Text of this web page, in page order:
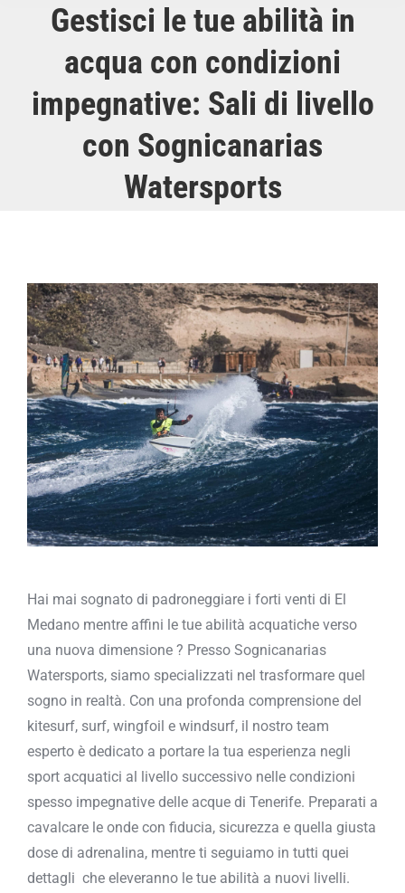
Gestisci le tue abilità in
acqua con condizioni
impegnative: Sali di livello
con Sognicanarias
Watersports
Hai mai sognato di padroneggiare i forti venti di El
Medano mentre affini le tue abilità acquatiche verso
una nuova dimensione ? Presso Sognicanarias
Watersports, siamo specializzati nel trasformare quel
sogno in realtà. Con una profonda comprensione del
kitesurf, surf, wingfoil e windsurf, il nostro team
esperto è dedicato a portare la tua esperienza negli
sport acquatici al livello successivo nelle condizioni
spesso impegnative delle acque di Tenerife. Preparati a
cavalcare le onde con fiducia, sicurezza e quella giusta
dose di adrenalina, mentre ti seguiamo in tutti quei
dettagli che eleveranno le tue abilità a nuovi livelli.